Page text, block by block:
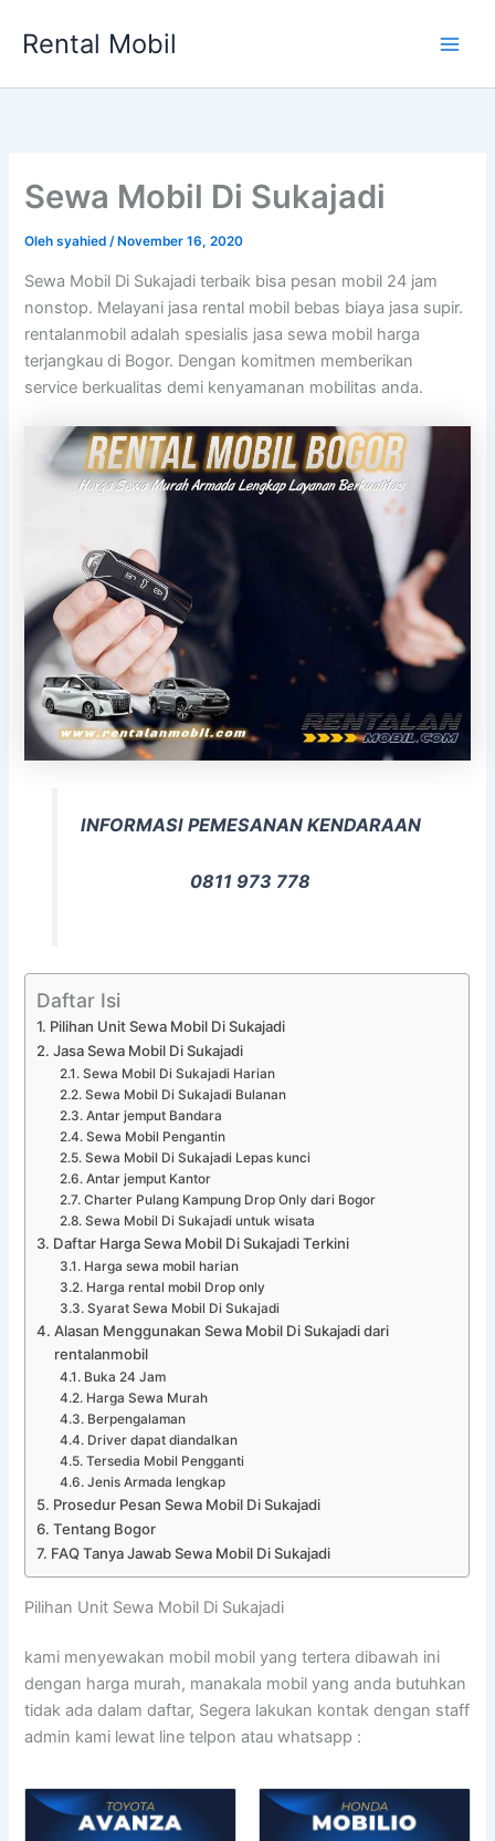
Rental Mobil
Sewa Mobil Di Sukajadi
Olehsyahied/ November 16, 2020
Sewa Mobil Di Sukajadi terbaik bisa pesan mobil 24 jam
nonstop. Melayani jasa rental mobil bebas biaya jasa supir.
rentalanmobil adalah spesialis jasa sewa mobil harga
terjangkau di Bogor. Dengan komitmen memberikan
service berkualitas demi kenyamanan mobilitas anda.
INFORMASI PEMESANAN KENDARAAN
0811 973 778
Daftar Isi
Pilihan Unit Sewa Mobil Di Sukajadi
Jasa Sewa Mobil Di Sukajadi
Sewa Mobil Di Sukajadi Harian
Sewa Mobil Di Sukajadi Bulanan
Antar jemput Bandara
Sewa Mobil Pengantin
Sewa Mobil Di Sukajadi Lepas kunci
Antar jemput Kantor
Charter Pulang Kampung Drop Only dari Bogor
Sewa Mobil Di Sukajadi untuk wisata
Daftar Harga Sewa Mobil Di Sukajadi Terkini
Harga sewa mobil harian
Harga rental mobil Drop only
Syarat Sewa Mobil Di Sukajadi
Alasan Menggunakan Sewa Mobil Di Sukajadi dari
rentalanmobil
Buka 24 Jam
Harga Sewa Murah
Berpengalaman
Driver dapat diandalkan
Tersedia Mobil Pengganti
Jenis Armada lengkap
Prosedur Pesan Sewa Mobil Di Sukajadi
Tentang Bogor
FAQ Tanya Jawab Sewa Mobil Di Sukajadi
Pilihan Unit Sewa Mobil Di Sukajadi
kami menyewakan mobil mobil yang tertera dibawah ini
dengan harga murah, manakala mobil yang anda butuhkan
tidak ada dalam daftar, Segera lakukan kontak dengan staff
admin kami lewat line telpon atau whatsapp :